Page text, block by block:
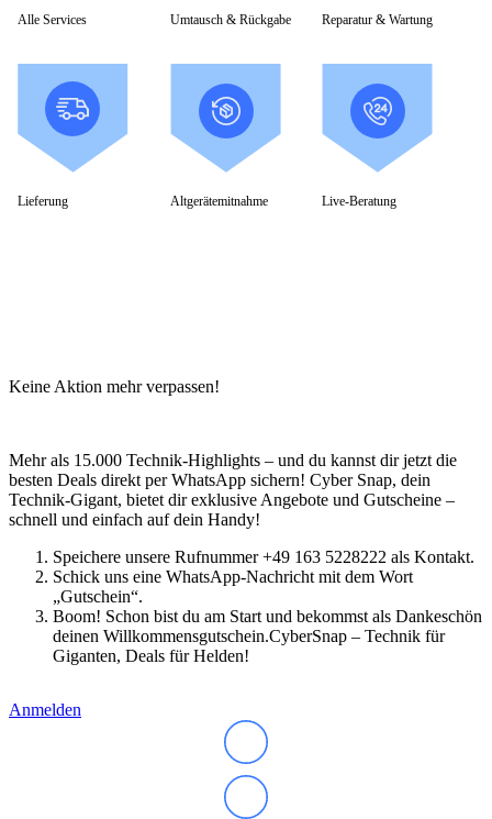
Alle Services Umtausch & Rückgabe Reparatur & Wartung
Lieferung Altgerätemitnahme Live-Beratung
Keine Aktion mehr verpassen!
Mehr als 15.000 Technik-Highlights – und du kannst dir jetzt die
besten Deals direkt per WhatsApp sichern! Cyber Snap, dein
Technik-Gigant, bietet dir exklusive Angebote und Gutscheine –
schnell und einfach auf dein Handy!
Speichere unsere Rufnummer +49 163 5228222 als Kontakt.
Schick uns eine WhatsApp-Nachricht mit dem Wort
„Gutschein“.
Boom! Schon bist du am Start und bekommst als Dankeschön
deinen Willkommensgutschein.CyberSnap – Technik für
Giganten, Deals für Helden!
Anmelden